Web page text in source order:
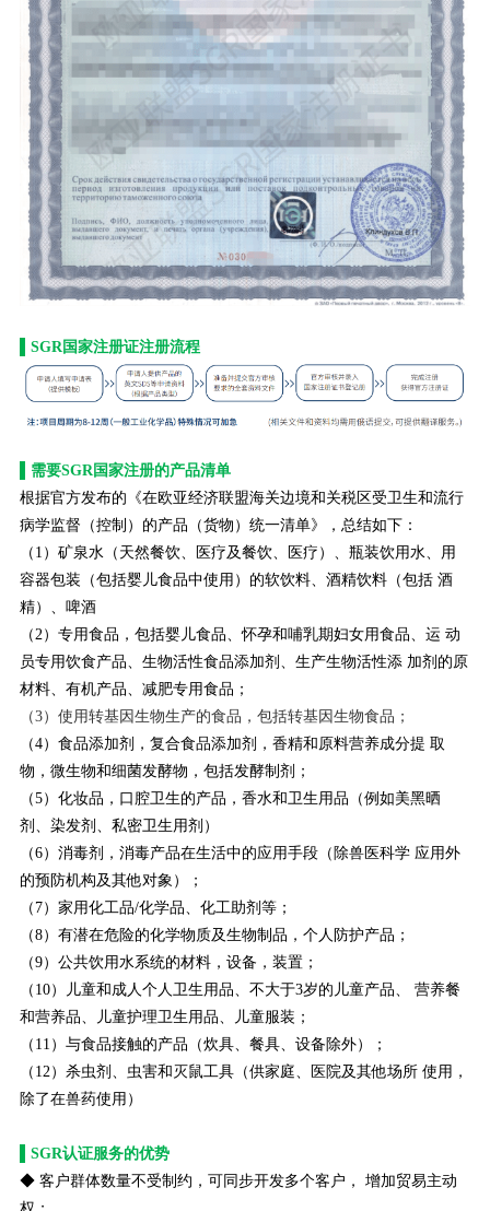
▌SGR国家注册证注册流程
▌需要SGR国家注册的产品清单
根据官方发布的《在欧亚经济联盟海关边境和关税区受卫生和流行
病学监督（控制）的产品（货物）统一清单》，总结如下：
（1）矿泉水（天然餐饮、医疗及餐饮、医疗）、瓶装饮用水、用
容器包装（包括婴儿食品中使用）的软饮料、酒精饮料（包括 酒
精）、啤酒
（2）专用食品，包括婴儿食品、怀孕和哺乳期妇女用食品、运 动
员专用饮食产品、生物活性食品添加剂、生产生物活性添 加剂的原
材料、有机产品、减肥专用食品；
（3）使用转基因生物生产的食品，包括转基因生物食品；
（4）食品添加剂，复合食品添加剂，香精和原料营养成分提 取
物，微生物和细菌发酵物，包括发酵制剂；
（5）化妆品，口腔卫生的产品，香水和卫生用品（例如美黑晒
剂、染发剂、私密卫生用剂）
（6）消毒剂，消毒产品在生活中的应用手段（除兽医科学 应用外
的预防机构及其他对象）；
（7）家用化工品/化学品、化工助剂等；
（8）有潜在危险的化学物质及生物制品，个人防护产品；
（9）公共饮用水系统的材料，设备，装置；
（10）儿童和成人个人卫生用品、不大于3岁的儿童产品、 营养餐
和营养品、儿童护理卫生用品、儿童服装；
（11）与食品接触的产品（炊具、餐具、设备除外）；
（12）杀虫剂、虫害和灭鼠工具（供家庭、医院及其他场所 使用，
除了在兽药使用）
▌SGR认证服务的优势
◆ 客户群体数量不受制约，可同步开发多个客户， 增加贸易主动